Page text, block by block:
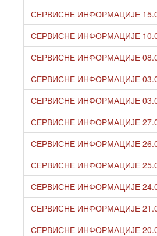
СЕРВИСНЕ ИНФОРМАЦИЈЕ
СЕРВИСНЕ ИНФОРМАЦИЈЕ
СЕРВИСНЕ ИНФОРМАЦИЈЕ
СЕРВИСНЕ ИНФОРМАЦИЈЕ
СЕРВИСНЕ ИНФОРМАЦИЈЕ
СЕРВИСНЕ ИНФОРМАЦИЈЕ
СЕРВИСНЕ ИНФОРМАЦИЈЕ
СЕРВИСНЕ ИНФОРМАЦИЈЕ
СЕРВИСНЕ ИНФОРМАЦИЈЕ
СЕРВИСНЕ ИНФОРМАЦИЈЕ
СЕРВИСНЕ ИНФОРМАЦИЈЕ